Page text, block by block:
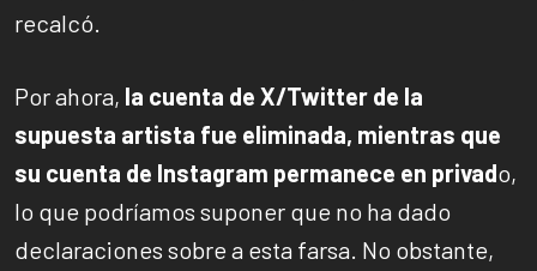
recalcó.
Por ahora, la cuenta de X/Twitter de la
supuesta artista fue eliminada, mientras que
su cuenta de Instagram permanece en privado,
lo que podríamos suponer que no ha dado
declaraciones sobre a esta farsa. No obstante,